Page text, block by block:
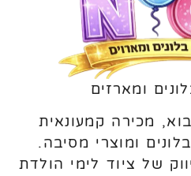
ומארזים
מכירה קמעונאית
ומוצרי מסיבה.
של ציוד לימי הולדת